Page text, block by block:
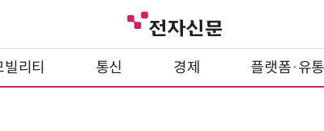
빌리티 통신 경제 플랫폼·유통